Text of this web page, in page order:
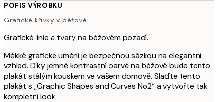
POPIS VÝROBKU
Grafické křivky v béžové
Grafické linie a tvary na béžovém pozadí.
Měkké grafické umění je bezpečnou sázkou na elegantní
vzhled. Díky jemně kontrastní barvě na béžové bude tento
plakát stálým kouskem ve vašem domově. Slaďte tento
plakát s „Graphic Shapes and Curves No2“ a vytvořte tak
kompletní look.